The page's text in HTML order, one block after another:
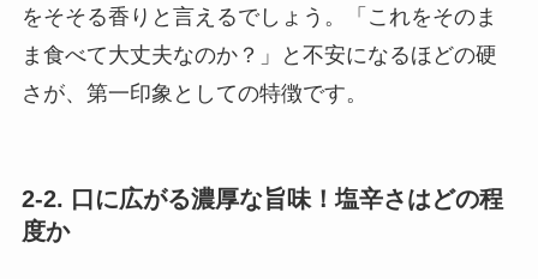
をそそる香りと言えるでしょう。「これをそのま
ま食べて大丈夫なのか？」と不安になるほどの硬
さが、第一印象としての特徴です。
2-2. 口に広がる濃厚な旨味！塩辛さはどの程
度か